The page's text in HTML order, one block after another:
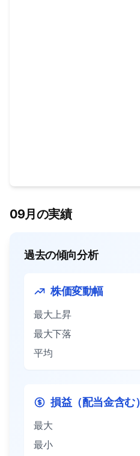
09月の実績
過去の傾向分析
株価変動幅
最大上昇
最大下落
平均
損益（配当金含む）
最大
最小